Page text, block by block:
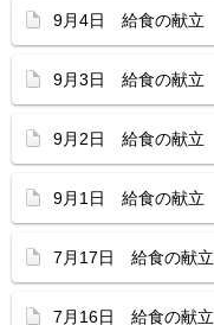
9月4日 給食の献立
9月3日 給食の献立
9月2日 給食の献立
9月1日 給食の献立
7月17日 給食の献立
7月16日 給食の献立